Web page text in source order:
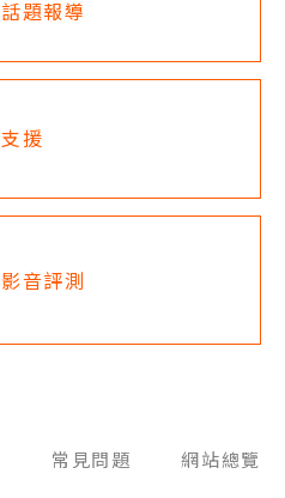
話題報導
支援
影音評測
常見問題 網站總覽